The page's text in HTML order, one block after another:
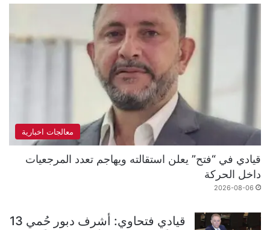
معالجات اخبارية
قيادي في “فتح” يعلن استقالته ويهاجم تعدد المرجعيات
داخل الحركة
2026-08-06
قيادي فتحاوي: أشرف دبور حُمي 13